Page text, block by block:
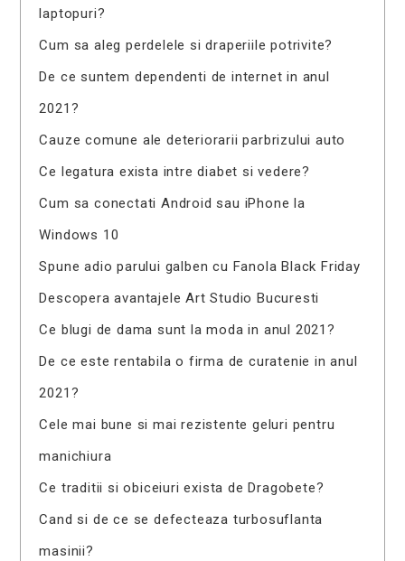
laptopuri?
Cum sa aleg perdelele si draperiile potrivite?
De ce suntem dependenti de internet in anul
2021?
Cauze comune ale deteriorarii parbrizului auto
Ce legatura exista intre diabet si vedere?
Cum sa conectati Android sau iPhone la
Windows 10
Spune adio parului galben cu Fanola Black Friday
Descopera avantajele Art Studio Bucuresti
Ce blugi de dama sunt la moda in anul 2021?
De ce este rentabila o firma de curatenie in anul
2021?
Cele mai bune si mai rezistente geluri pentru
manichiura
Ce traditii si obiceiuri exista de Dragobete?
Cand si de ce se defecteaza turbosuflanta
masinii?